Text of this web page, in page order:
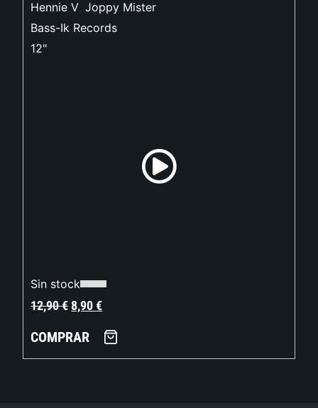
Hennie V, Joppy Mister
Bass-Ik Records
12"
Sin stock
12,90€ 8,90€
COMPRAR